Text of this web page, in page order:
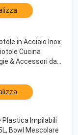
in Acciaio Inox
Cucina
& Accessori da
per Mescolare
(Ø14-26
Plastica Impilabili
Bowl Mescolare